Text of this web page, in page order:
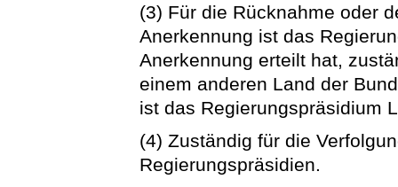
(3) Für die Rücknahme oder
Anerkennung ist das
Anerkennung erteilt hat,
einem anderen Land der
ist das Regierungspräsidium
(4) Zuständig für die
Regierungspräsidien.